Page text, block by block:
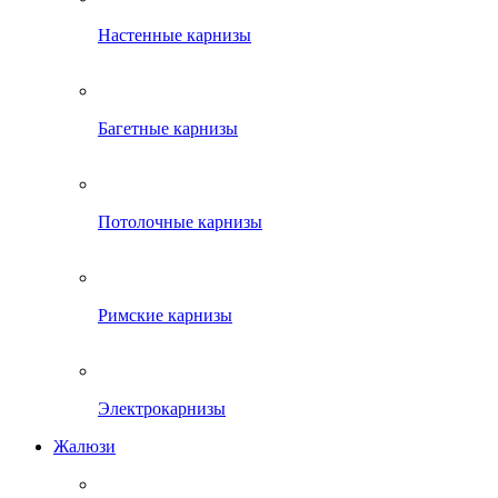
Настенные карнизы
Багетные карнизы
Потолочные карнизы
Римские карнизы
Электрокарнизы
Жалюзи